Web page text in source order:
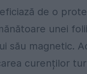
de o
unei
său magnetic.
curenților